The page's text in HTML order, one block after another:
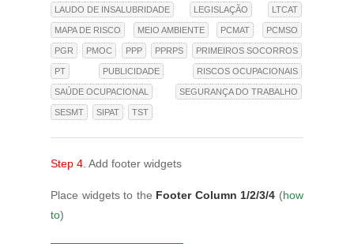
LAUDO DE INSALUBRIDADE LEGISLAÇÃO LTCAT
MAPA DE RISCO MEIO AMBIENTE PCMAT PCMSO
PGR PMOC PPP PPRPS PRIMEIROS SOCORROS
PT PUBLICIDADE RISCOS OCUPACIONAIS
SAÚDE OCUPACIONAL SEGURANÇA DO TRABALHO
SESMT SIPAT TST
Step 4. Add footer widgets
Place widgets to the Footer Column 1/2/3/4 (how
to)